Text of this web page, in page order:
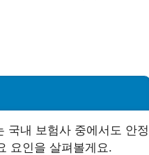
국내 보험사 중에서도 안정
요인을 살펴볼게요.